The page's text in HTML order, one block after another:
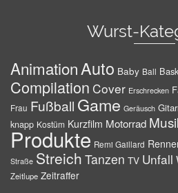
Wurst-
AnimationAuto Baby Ball
Compilation Cover Erschrecken
Frau Fußball Game Geräusch
knapp Kostüm Kurzfilm Motorrad
Produkte Remi Gaillard
Straße Streich Tanzen TV Unfall
Zeitlupe Zeitraffer